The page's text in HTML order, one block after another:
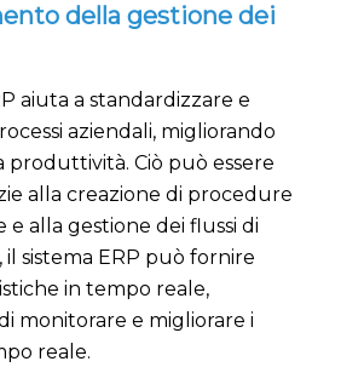
della gestione dei
aiuta a standardizzare e
aziendali, migliorando
produttività. Ciò può essere
alla creazione di procedure
e alla gestione dei flussi di
il sistema ERP può fornire
in tempo reale,
monitorare e migliorare i
reale.